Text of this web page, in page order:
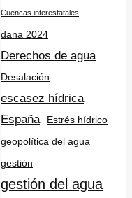
Cuencas interestatales
dana 2024
Derechos de agua
Desalación
escasez hídrica
España
Estrés hídrico
geopolítica del agua
gestión
gestión del agua